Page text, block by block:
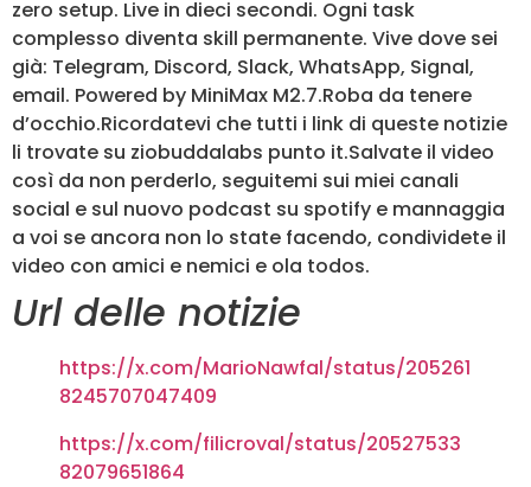
zero setup. Live in dieci secondi. Ogni task
complesso diventa skill permanente. Vive dove sei
già: Telegram, Discord, Slack, WhatsApp, Signal,
email. Powered by MiniMax M2.7.Roba da tenere
d’occhio.Ricordatevi che tutti i link di queste notizie
li trovate su ziobuddalabs punto it.Salvate il video
così da non perderlo, seguitemi sui miei canali
social e sul nuovo podcast su spotify e mannaggia
a voi se ancora non lo state facendo, condividete il
video con amici e nemici e ola todos.
Url delle notizie
https://x.com/MarioNawfal/status/205261
8245707047409
https://x.com/filicroval/status/20527533
82079651864